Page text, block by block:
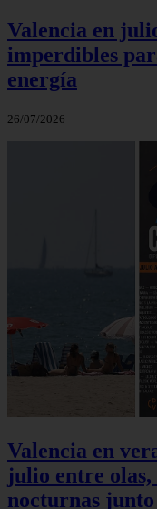
Valencia en
imperdibles
energía
26/07/2026
Valencia en
julio entre
nocturnas